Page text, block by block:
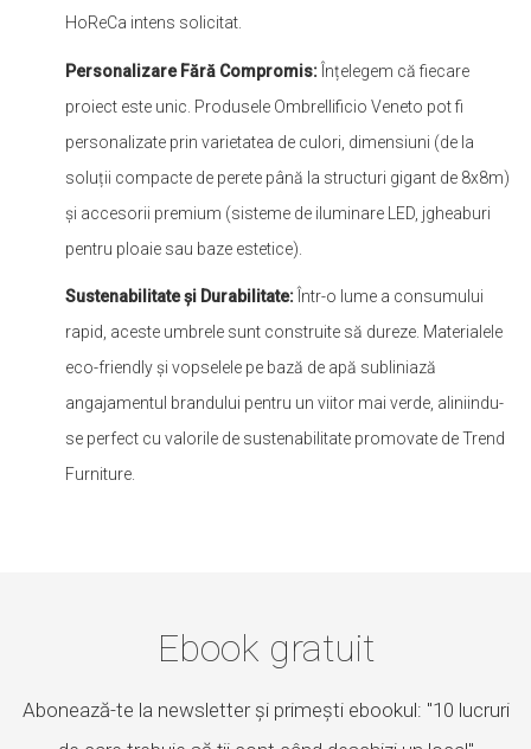
HoReCa intens solicitat.
Personalizare Fără Compromis:Înțelegem că fiecare
proiect este unic. Produsele Ombrellificio Veneto pot fi
personalizate prin varietatea de culori, dimensiuni (de la
soluții compacte de perete până la structuri gigant de 8x8m)
și accesorii premium (sisteme de iluminare LED, jgheaburi
pentru ploaie sau baze estetice).
Sustenabilitate și Durabilitate: Într-o lume a consumului
rapid, aceste umbrele sunt construite să dureze. Materialele
eco-friendly și vopselele pe bază de apă subliniază
angajamentul brandului pentru un viitor mai verde, aliniindu-
se perfect cu valorile de sustenabilitate promovate de Trend
Furniture.
Ebook gratuit
Abonează-te la newsletter și primești ebookul: "10 lucruri